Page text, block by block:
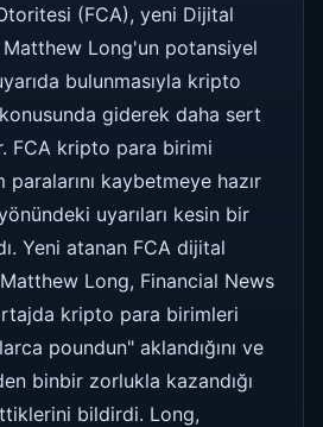
(FCA), yeni Dijital
Long'un potansiyel
bulunmasıyla kripto
giderek daha sert
FCA kripto para birimi
paralarını kaybetmeye hazır
uyarıları kesin bir
Yeni atanan FCA dijital
Long, Financial News
kripto para birimleri
poundun" aklandığını ve
binbir zorlukla kazandığı
bildirdi. Long,